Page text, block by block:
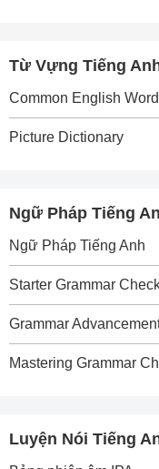
Từ Vựng Tiếng
Common English
Picture Dictionary
Ngữ Pháp Tiếng
Ngữ Pháp Tiếng Anh
Starter Grammar
Grammar
Mastering Grammar
Luyện Nói Tiếng